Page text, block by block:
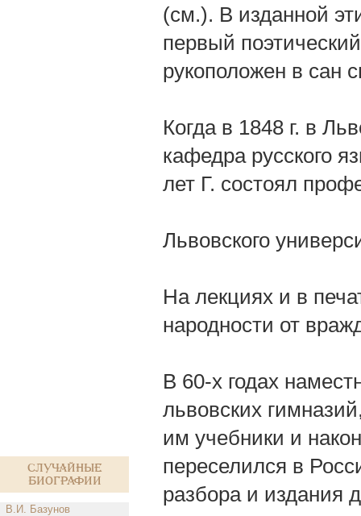
Случайные
биографии
В.И. Базунов
(см.). В изданной
первый
рукоположен в сан
Когда в 1848 г. в
кафедра русского
лет Г. состоял
Львовского
На лекциях и в
народности от
В 60-х годах
львовских
им учебники и
переселился в
разбора и издания